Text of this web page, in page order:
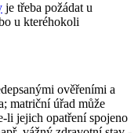
je třeba požádat u
u kteréhokoli
ověřeními a
matriční úřad může
li jejich opatření spojeno